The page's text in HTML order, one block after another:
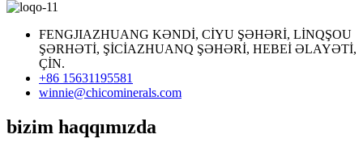
FENGJIAZHUANG KƏNDİ, CİYU ŞƏHƏRİ, LİNQŞOU
ŞƏRHƏTİ, ŞİCİAZHUANQ ŞƏHƏRİ, HEBEİ ƏLAYƏTİ,
ÇİN.
+86 15631195581
winnie@chicominerals.com
bizim haqqımızda